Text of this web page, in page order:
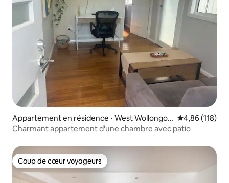
Appartement en résidence ⋅ West Wollongon
g
Évaluation
4,86 (118)
Charmant appartement d'une chambre avec patio
Coup de cœur voyageurs
Coup de cœur voyageurs